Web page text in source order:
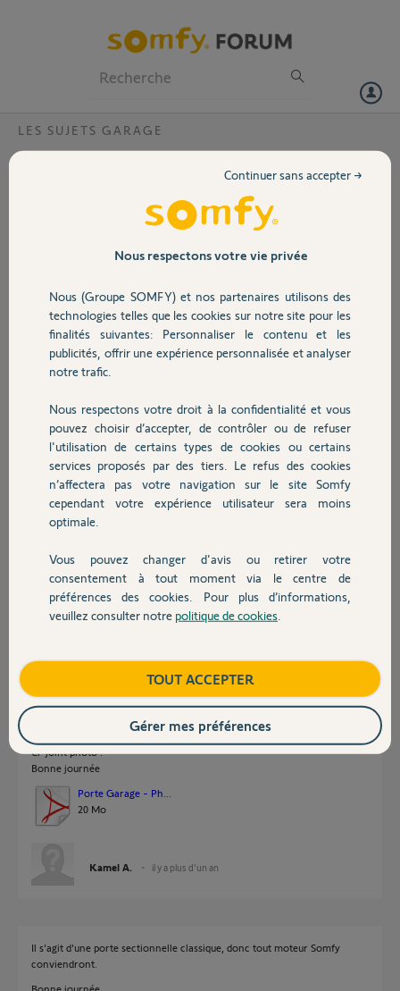
Volet
Sécurité
Domotique
Chauffage
Autres produits
Devis avec un pro
Contact
LES SUJETS GARAGE
Changement module de commande porte
je souhaiterais, je vous prie, changer le module de commande porte
de garage installée il y a environ 20 ans et dont je soupçonne une
plus de manière systématique : aussi bien avec la télécommande que
l'interrupteur relié de manière filaire.
Ci-joint le relevé sur le module.
Merci d'avance de votre assistance
Porte Garage.pdf
Kamel A.
il y a plus d'un an
Participer au fil de discussion
Réponses
Pouvez vous poser ici une photo complète du module et des TC ?
Ci-joint photo .
Bonne journée
Porte Garage - Ph...
20 Mo
Kamel A. il y a plus d'un an
Il s'agit d'une porte sectionnelle classique, donc tout moteur Somfy
conviendront.
Bonne journée
Nous respectons votre vie privée
Nous (Groupe SOMFY) et nos partenaires utilisons des
technologies telles que les cookies sur notre site pour les
finalités suivantes: Personnaliser le contenu et les
publicités, offrir une expérience personnalisée et analyser
notre trafic.
Nous respectons votre droit à la confidentialité et vous
pouvez choisir d’accepter, de contrôler ou de refuser
l'utilisation de certains types de cookies ou certains
services proposés par des tiers. Le refus des cookies
n’affectera pas votre navigation sur le site Somfy
cependant votre expérience utilisateur sera moins
optimale.
Vous pouvez changer d'avis ou retirer votre
consentement à tout moment via le centre de
préférences des cookies. Pour plus d’informations,
veuillez consulter notre politique de cookies
Continuer sans accepter →
TOUT ACCEPTER
Gérer mes préférences